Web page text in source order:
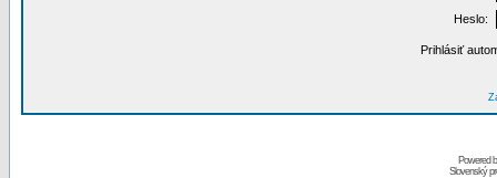
Heslo:
Prihlásiť
Powered
Slovenský